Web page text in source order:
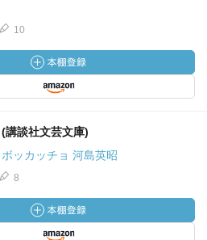
10
講談社文芸文庫)
ッカッチョ 河島英昭
8